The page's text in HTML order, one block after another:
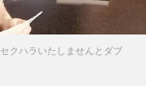
セクハラいたしませんとダブ